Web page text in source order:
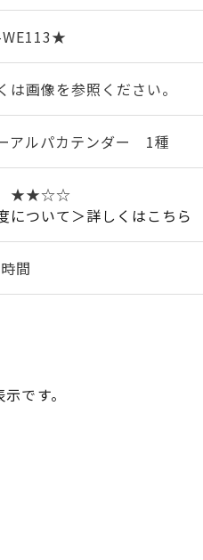
WE113★
画像を参照ください。
アルパカテンダー 1種
★★☆☆
について＞詳しくはこちら
間
です。